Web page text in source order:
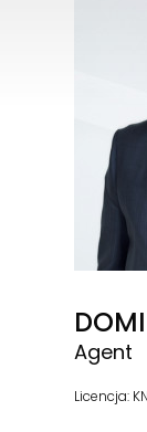
Agent
Licencja: